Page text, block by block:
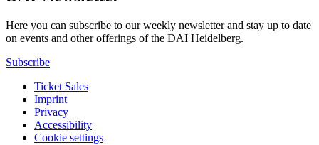
Here you can subscribe to our weekly newsletter and stay up to date
on events and other offerings of the DAI Heidelberg.
Subscribe
Ticket Sales
Imprint
Privacy
Accessibility
Cookie settings